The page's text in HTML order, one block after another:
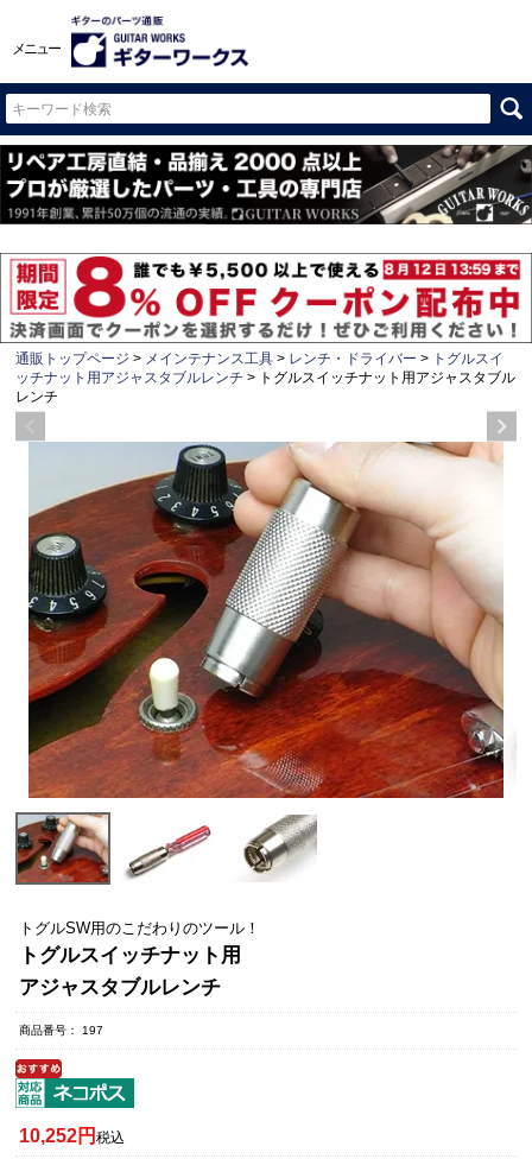
メニュー
通販トップページ メインテナンス工具 レンチ・ドライバー
トグルスイ
ッチナット用アジャスタブルレンチ
トグルスイッチナット用アジャスタブル
レンチ
トグルSW用のこだわりのツール！
トグルスイッチナット用
アジャスタブルレンチ
商品番号 197
10,252 税込